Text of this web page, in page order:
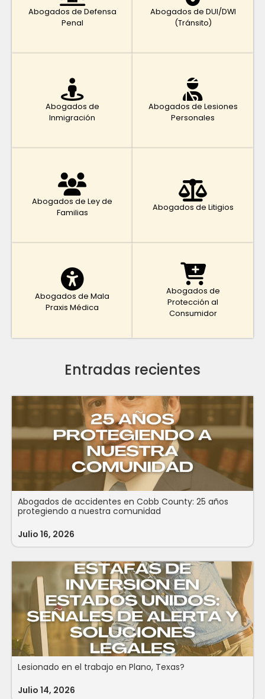
Abogados de Defensa
Penal
Abogados de DUI/DWI
(Tránsito)
Abogados de
Inmigración
Abogados de Lesiones
Personales
Abogados de Ley de
Familias
Abogados de Litigios
Abogados de Mala
Praxis Médica
Abogados de
Protección al
Consumidor
Entradas recientes
Abogados de accidentes en Cobb County: 25 años
protegiendo a nuestra comunidad
Julio 16, 2026
Lesionado en el trabajo en Plano, Texas?
Julio 14, 2026